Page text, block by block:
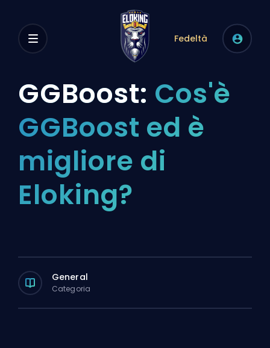
Fedeltà
GGBoost: Cos'è
GGBoost ed è
migliore di
Eloking?
General
Categoria